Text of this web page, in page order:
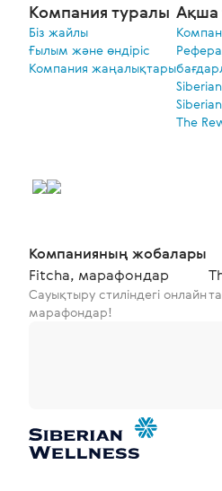
Компания туралы
Біз жайлы
Ғылым және өндіріс
Компания жаңалықтары
Ақша
The
Компанияның жобалары
Fitcha, марафондар
Сауықтыру стиліндегі онлайн
марафондар!